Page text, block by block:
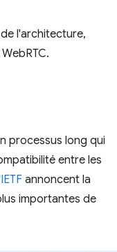
l'architecture,
processus long qui
entre les
annoncent la
importantes de